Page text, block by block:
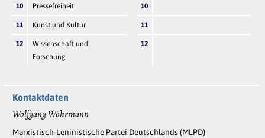
10 Pressefreiheit 10
11 Kunst und Kultur 11
12
Wissenschaft und
Forschung
12
Kontaktdaten
Wolfgang Wöhrmann
Marxistisch-Leninistische Partei Deutschlands (MLPD)